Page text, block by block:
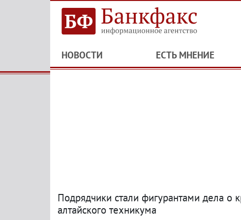
НОВОСТИ ЕСТЬ МНЕНИЕ
Подрядчики стали фигурантами дела
алтайского техникума